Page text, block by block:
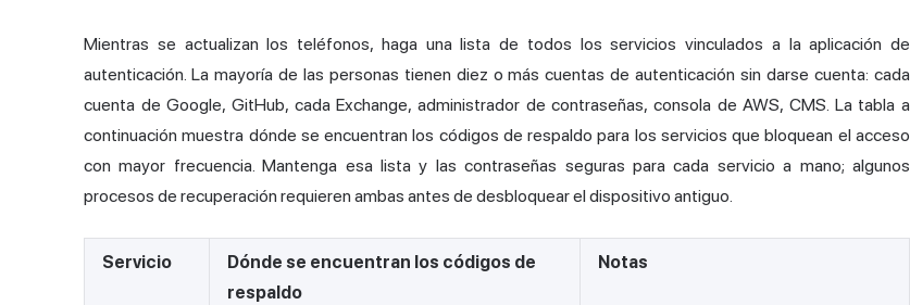
Mientras se actualizan los teléfonos, haga una lista de todos los servicios vinculados a la aplicación de
autenticación. La mayoría de las personas tienen diez o más cuentas de autenticación sin darse cuenta: cada
cuenta de Google, GitHub, cada Exchange, administrador de contraseñas, consola de AWS, CMS. La tabla a
continuación muestra dónde se encuentran los códigos de respaldo para los servicios que bloquean el acceso
con mayor frecuencia. Mantenga esa lista y las contraseñas seguras para cada servicio a mano; algunos
procesos de recuperación requieren ambas antes de desbloquear el dispositivo antiguo.
Servicio
Dónde se encuentran los códigos de
respaldo
Notas